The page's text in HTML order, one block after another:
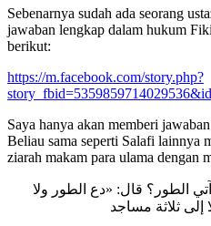
Sebenarnya sudah ada seorang
jawaban lengkap dalam hukum
berikut:
https://m.facebook.com/story.php?
Saya hanya akan memberi
Beliau sama seperti Salafi lainnya
ziarah makam para ulama dengan
اﻟﻄﻮﺭ؟ ﻗﺎﻝ: «ﺩﻉ اﻟﻄﻮﺭ ﻭﻻ